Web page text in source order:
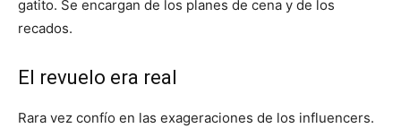
gatito. Se encargan de los planes de cena y de los
recados.
El revuelo era real
Rara vez confío en las exageraciones de los influencers.